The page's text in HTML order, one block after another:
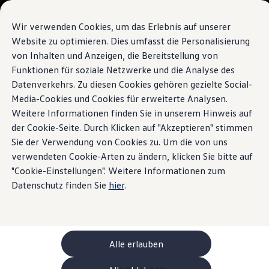
Wir verwenden Cookies, um das Erlebnis auf unserer
Website zu optimieren. Dies umfasst die Personalisierung
von Inhalten und Anzeigen, die Bereitstellung von
Funktionen für soziale Netzwerke und die Analyse des
Datenverkehrs. Zu diesen Cookies gehören gezielte Social-
Media-Cookies und Cookies für erweiterte Analysen.
Weitere Informationen finden Sie in unserem Hinweis auf
der Cookie-Seite. Durch Klicken auf "Akzeptieren" stimmen
Sie der Verwendung von Cookies zu. Um die von uns
verwendeten Cookie-Arten zu ändern, klicken Sie bitte auf
"Cookie-Einstellungen". Weitere Informationen zum
Datenschutz finden Sie hier.
Alle erlauben
Zum
Hauptinhalt
springen
Zum
Footer
springen
Ihre Konfiguration
Sondermodelle UNITED
Beratung und Kauf
Aktuelle Angebote
Geschäftskunden und Flotten
Sofort verfügbare Fahrzeuge
Occasionen
Finanzierung
Leasing-Rechner
Elektromobilität
Kosten und Finanzierung
Laden und Reichweite
Zuhause Laden
Unterwegs Laden
Bidirektionales Laden
Erneuerbare Energielösung: Helion
ChargeOn
Technologie und Batterie
Wie das Batteriesystem der ID. Modelle